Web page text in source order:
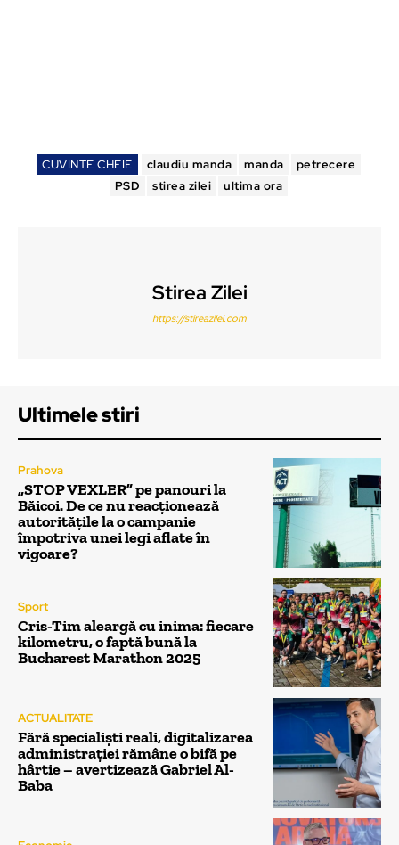
CUVINTE CHEIE claudiu manda manda
petrecere
PSD
stirea zilei ultima ora
Stirea Zilei
https://stireazilei.com
Ultimele stiri
Prahova
„STOP VEXLER” pe panouri la
Băicoi. De ce nu reacționează
autoritățile la o campanie
împotriva unei legi aflate în
vigoare?
Sport
Cris-Tim aleargă cu inima: fiecare
kilometru, o faptă bună la
Bucharest Marathon 2025
ACTUALITATE
Fără specialiști reali, digitalizarea
administrației rămâne o bifă pe
hârtie – avertizează Gabriel Al-
Baba